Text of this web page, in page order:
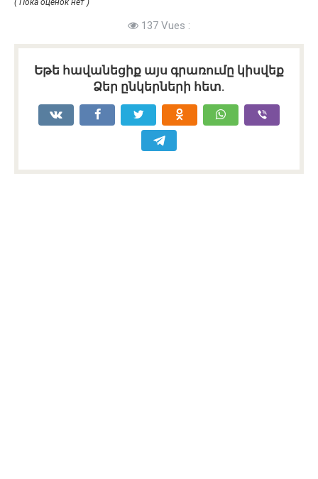
( Пока оценок нет )
137 Vues :
Եթե հավանեցիք այս գրառումը կիսվեք
Ձեր ընկերների հետ.